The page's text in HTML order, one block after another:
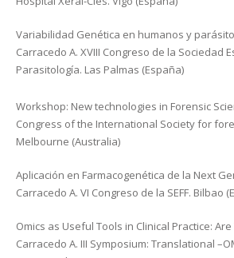
Variabilidad Genética en humanos y
Carracedo A. XVIII Congreso de la Sociedad
Parasitología. Las Palmas (España)
Workshop: New technologies in Forensic
Congress of the International Society for
Melbourne (Australia)
Aplicación en Farmacogenética de la Next
Carracedo A. VI Congreso de la SEFF. Bilbao
Omics as Useful Tools in Clinical Practice: Are
Carracedo A. III Symposium: Translational